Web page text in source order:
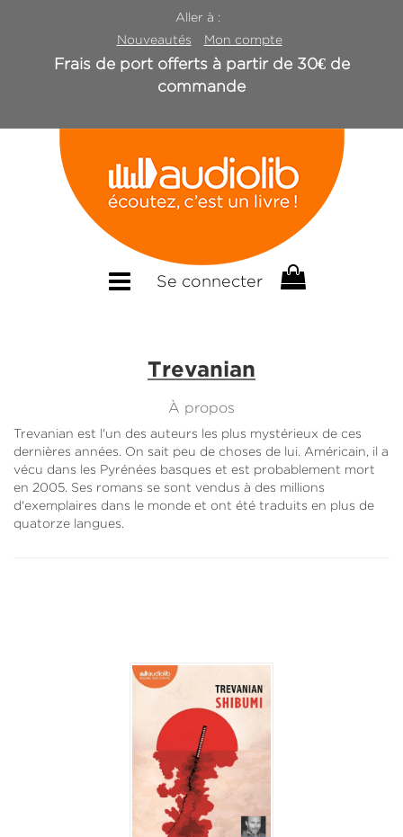
Aller à :
Nouveautés
Mon compte
Frais de port offerts à partir de 30€ de
commande
Se connecter
Trevanian
À propos
Trevanian est l'un des auteurs les plus mystérieux de ces
dernières années. On sait peu de choses de lui. Américain, il a
vécu dans les Pyrénées basques et est probablement mort
en 2005. Ses romans se sont vendus à des millions
d'exemplaires dans le monde et ont été traduits en plus de
quatorze langues.